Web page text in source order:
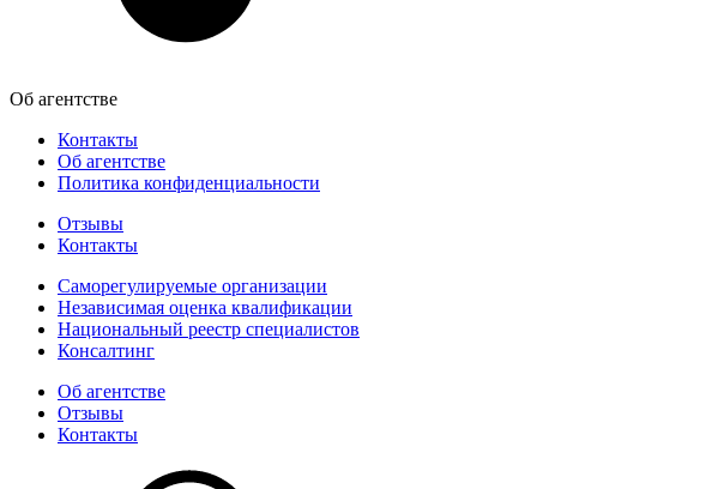
Об агентстве
Контакты
Об агентстве
Политика конфиденциальности
Отзывы
Контакты
Саморегулируемые организации
Независимая оценка квалификации
Национальный реестр специалистов
Консалтинг
Об агентстве
Отзывы
Контакты